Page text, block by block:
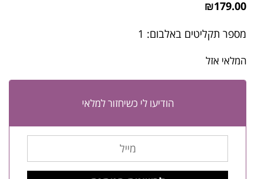
₪179.00
מספר תקליטים באלבום: 1
המלאי אזל
הודיעו לי כשיחזור למלאי